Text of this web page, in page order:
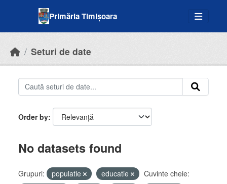
Primăria Timișoara
Seturi de date
Order by
No datasets found
Grupuri: populatie educatie
Cuvinte cheie: